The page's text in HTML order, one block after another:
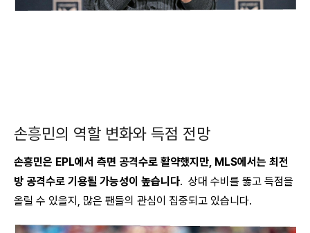
손흥민의 역할 변화와 득점 전망
손흥민은 EPL에서 측면 공격수로 활약했지만, MLS에서는 최전
방 공격수로 기용될 가능성이 높습니다. 상대 수비를 뚫고 득점을
올릴 수 있을지, 많은 팬들의 관심이 집중되고 있습니다.